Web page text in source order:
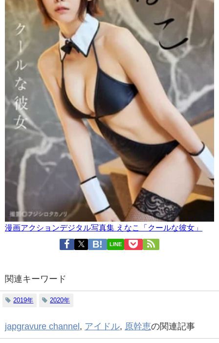
漫画アクションデジタル写真集 えなこ「クールな彼女」
LINE
関連キーワード
2019年 2020年
japgravure channel , アイドル, 原幹恵の関連記事